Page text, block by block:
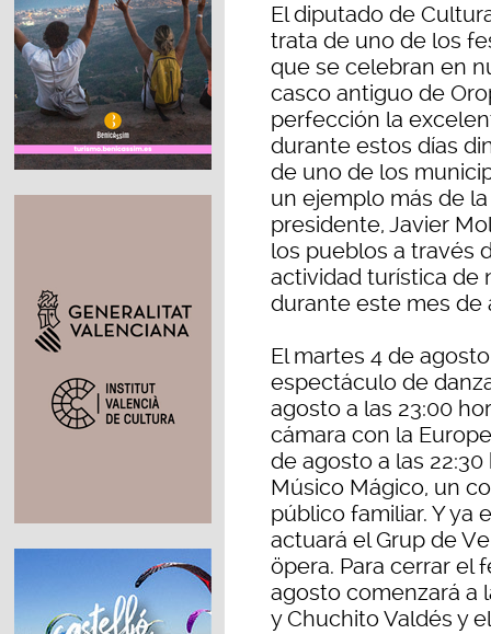
El diputado de
trata de uno de los
que se celebran en
casco antiguo de
perfección la
durante estos días
de uno de los
un ejemplo más de
presidente, Javier
los pueblos a través
actividad turística de
durante este mes de
El martes 4 de
espectáculo de
agosto a las 23:00
cámara con la
de agosto a las
Músico Mágico, un
público familiar. Y ya
actuará el Grup de
öpera. Para cerrar el
agosto comenzará a
y Chuchito Valdés y